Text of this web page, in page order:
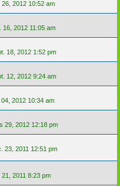
26, 2012 10:52 am
16, 2012 11:05 am
18, 2012 1:52 pm
12, 2012 9:24 am
04, 2012 10:34 am
29, 2012 12:18 pm
23, 2011 12:51 pm
21, 2011 8:23 pm